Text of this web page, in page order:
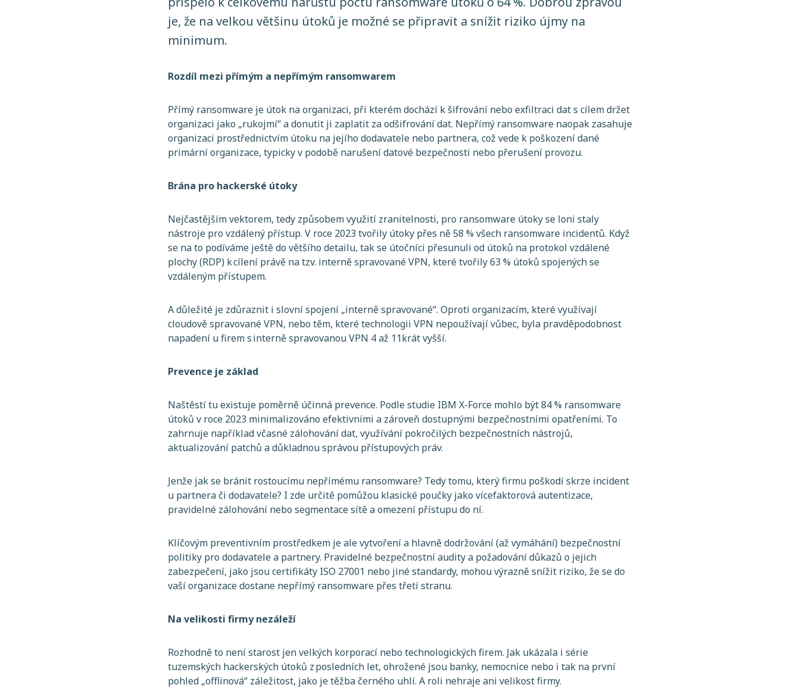
je, že na velkou většinu útoků je možné se připravit a snížit riziko újmy na
minimum.
Rozdíl mezi přímým a nepřímým ransomwarem
Přímý ransomware je útok na organizaci, při kterém dochází k šifrování nebo exfiltraci dat s cílem držet
organizaci jako „rukojmí“ a donutit ji zaplatit za odšifrování dat. Nepřímý ransomware naopak zasahuje
organizaci prostřednictvím útoku na jejího dodavatele nebo partnera, což vede k poškození dané
primární organizace, typicky v podobě narušení datové bezpečnosti nebo přerušení provozu.
Brána pro hackerské útoky
Nejčastějším vektorem, tedy způsobem využití zranitelnosti, pro ransomware útoky se loni staly
nástroje pro vzdálený přístup. V roce 2023 tvořily útoky přes ně 58 % všech ransomware incidentů. Když
se na to podíváme ještě do většího detailu, tak se útočníci přesunuli od útoků na protokol vzdálené
plochy (RDP) k cílení právě na tzv. interně spravované VPN, které tvořily 63 % útoků spojených se
vzdáleným přístupem.
A důležité je zdůraznit i slovní spojení „interně spravované“. Oproti organizacím, které využívají
cloudově spravované VPN, nebo těm, které technologii VPN nepoužívají vůbec, byla pravděpodobnost
napadení u firem s interně spravovanou VPN 4 až 11krát vyšší.
Prevence je základ
Naštěstí tu existuje poměrně účinná prevence. Podle studie IBM X-Force mohlo být 84 % ransomware
útoků v roce 2023 minimalizováno efektivními a zároveň dostupnými bezpečnostními opatřeními. To
zahrnuje například včasné zálohování dat, využívání pokročilých bezpečnostních nástrojů,
aktualizování patchů a důkladnou správou přístupových práv.
Jenže jak se bránit rostoucímu nepřímému ransomware? Tedy tomu, který firmu poškodí skrze incident
u partnera či dodavatele? I zde určitě pomůžou klasické poučky jako vícefaktorová autentizace,
pravidelné zálohování nebo segmentace sítě a omezení přístupu do ní.
Klíčovým preventivním prostředkem je ale vytvoření a hlavně dodržování (až vymáhání) bezpečnostní
politiky pro dodavatele a partnery. Pravidelné bezpečnostní audity a požadování důkazů o jejich
zabezpečení, jako jsou certifikáty ISO 27001 nebo jiné standardy, mohou výrazně snížit riziko, že se do
vaší organizace dostane nepřímý ransomware přes třetí stranu.
Na velikosti firmy nezáleží
Rozhodně to není starost jen velkých korporací nebo technologických firem. Jak ukázala i série
tuzemských hackerských útoků z posledních let, ohrožené jsou banky, nemocnice nebo i tak na první
pohled „offlinová“ záležitost, jako je těžba černého uhlí. A roli nehraje ani velikost firmy.